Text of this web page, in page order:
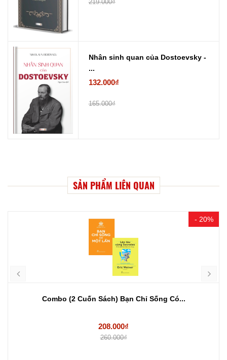
219.000₫
Nhân sinh quan của Dostoevsky -
...
132.000₫
165.000₫
SẢN PHẨM LIÊN QUAN
- 20%
Combo (2 Cuốn Sách) Bạn Chỉ Sống Có...
208.000₫
260.000₫